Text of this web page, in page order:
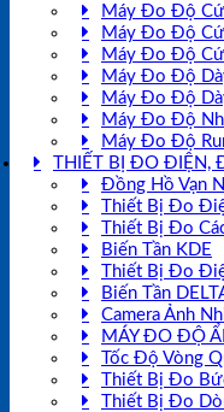
Máy Đo Độ
Máy Đo Độ
Máy Đo Độ
Máy Đo Độ
Máy Đo Độ
Máy Đo Độ
Máy Đo Độ
THIẾT BỊ ĐO ĐIỆN,
Đồng Hồ Vạn
Thiết Bị Đo
Thiết Bị Đo
Biến Tần KDE
Thiết Bị Đo
Biến Tần
Camera Ảnh
MÁY ĐO ĐỘ
Tốc Độ Vòng
Thiết Bị Đo
Thiết Bị Đo